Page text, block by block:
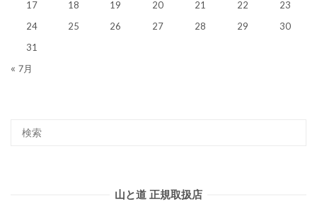
17
18 19 20 21 22
23
24
25 26 27 28 29
30
31
« 7月
山と道 正規取扱店